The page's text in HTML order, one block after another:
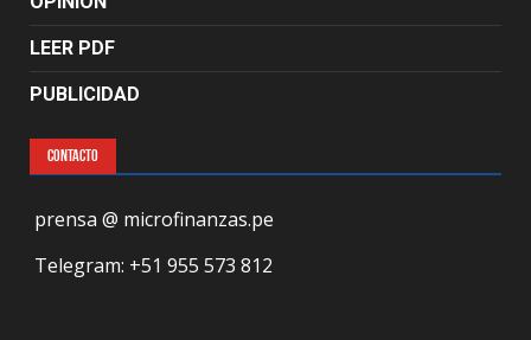
LEER PDF
PUBLICIDAD
CONTACTO
prensa @ microfinanzas.pe
Telegram: +51 955 573 812